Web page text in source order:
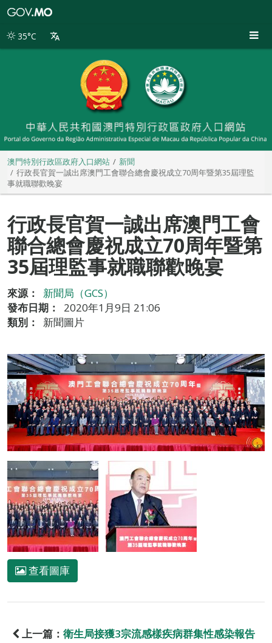
別
35°C
澳門特別行政區政府入口網站
新聞
行政長官賀一誠出席澳門工會聯合總會慶祝成立70周年暨第35屆理監
事就職聯歡晚宴
行政長官賀一誠出席澳門工會
聯合總會慶祝成立70周年暨第
35屆理監事就職聯歡晚宴
來源：
新聞局（GCS）
發布日期：
2020年1月9日 21:06
類別：
新聞圖片
查看圖庫
上一篇： 衛生局接獲3宗流感樣疾病群集性感染報告